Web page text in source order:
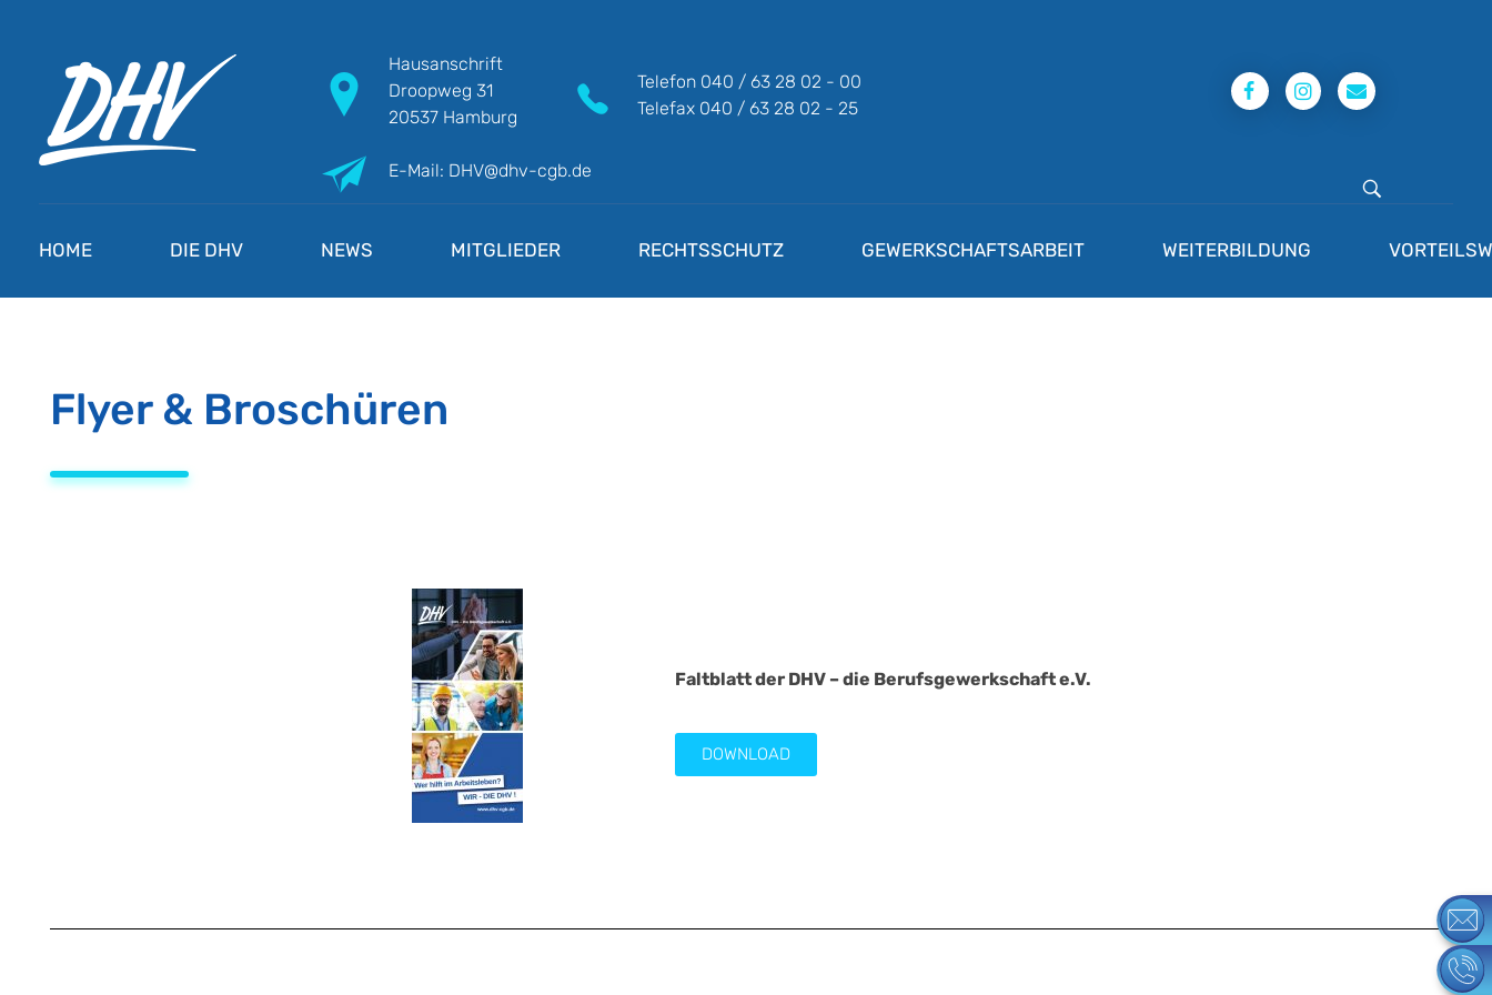
Hausanschrift
Droopweg 31
20537 Hamburg
Telefon 040 / 63 28 02 - 00
Telefax 040 / 63 28 02 - 25
E-Mail: DHV@dhv-cgb.de
HOME DIE DHV NEWS MITGLIEDER RECHTSSCHUTZ GEWERKSCHAFTSARBEIT WEITERBILDUNG
Flyer & Broschüren
Faltblatt der DHV – die Berufsgewerkschaft e.V.
DOWNLOAD